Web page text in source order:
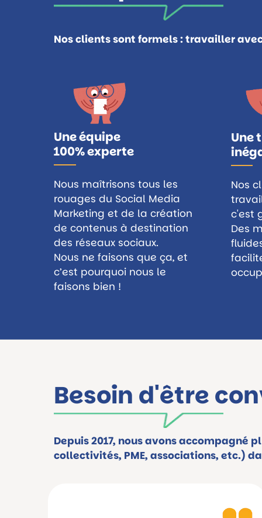
Nos clients sont formels : travailler
Une équipe
100% experte
Nous maîtrisons tous les
rouages du Social Media
Marketing et de la création
de contenus à destination
des réseaux sociaux.
Nous ne faisons que ça, et
c’est pourquoi nous le
faisons bien !
Une
Nos
c'est
Des
Besoin d'être
Depuis 2017, nous avons
collectivités, PME, associations, etc.)